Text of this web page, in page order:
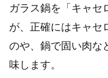
ガラス鍋を「キャセ
が、正確にはキャセ
のや、鍋で固い肉な
味します。